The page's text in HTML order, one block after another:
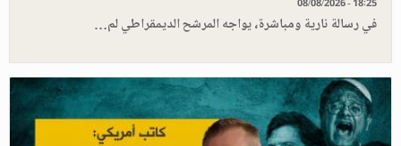
في رسالة نارية ومباشرة، يواجه المرشح الديمقراطي لم…